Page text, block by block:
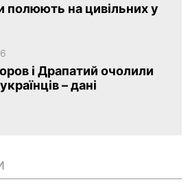
полюють на цивільних у
і Драпатий очолили
– дані